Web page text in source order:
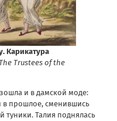
Карикатура
Trustees of the
и в дамской моде:
прошлое, сменившись
туники. Талия поднялась